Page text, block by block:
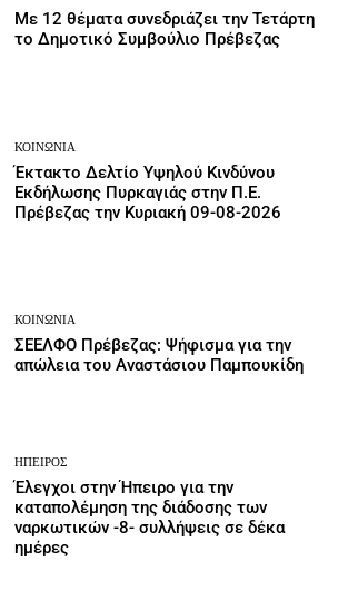
Με 12 θέματα συνεδριάζει την Τετάρτη
το Δημοτικό Συμβούλιο Πρέβεζας
ΚΟΙΝΩΝΙΑ
Έκτακτο Δελτίο Υψηλού Κινδύνου
Εκδήλωσης Πυρκαγιάς στην Π.Ε.
Πρέβεζας την Κυριακή 09-08-2026
ΚΟΙΝΩΝΙΑ
ΣΕΕΛΦΟ Πρέβεζας: Ψήφισμα για την
απώλεια του Αναστάσιου Παμπουκίδη
ΉΠΕΙΡΟΣ
Έλεγχοι στην Ήπειρο για την
καταπολέμηση της διάδοσης των
ναρκωτικών -8- συλλήψεις σε δέκα
ημέρες